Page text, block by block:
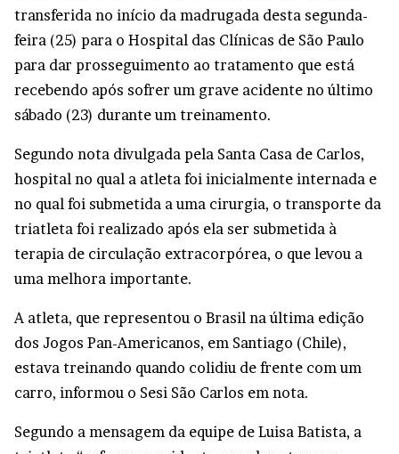
transferida no início da madrugada desta segunda-
feira (25) para o Hospital das Clínicas de São Paulo
para dar prosseguimento ao tratamento que está
recebendo após sofrer um grave acidente no último
sábado (23) durante um treinamento.
Segundo nota divulgada pela Santa Casa de Carlos,
hospital no qual a atleta foi inicialmente internada e
no qual foi submetida a uma cirurgia, o transporte da
triatleta foi realizado após ela ser submetida à
terapia de circulação extracorpórea, o que levou a
uma melhora importante.
A atleta, que representou o Brasil na última edição
dos Jogos Pan-Americanos, em Santiago (Chile),
estava treinando quando colidiu de frente com um
carro, informou o Sesi São Carlos em nota.
Segundo a mensagem da equipe de Luisa Batista, a